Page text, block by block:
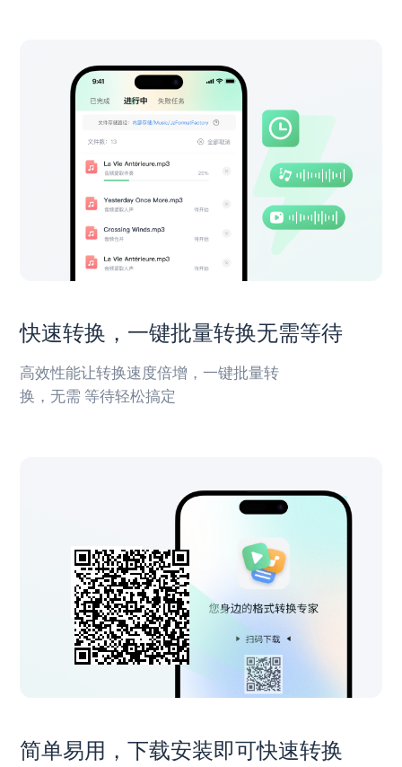
快速转换，一键批量转换无需等待
高效性能让转换速度倍增，一键批量转
换，无需 等待轻松搞定
简单易用，下载安装即可快速转换